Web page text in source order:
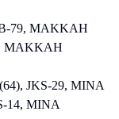
79, MAKKAH
MAKKAH
JKS-29, MINA
14, MINA